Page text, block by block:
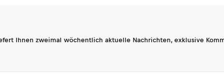
Ihnen zweimal wöchentlich aktuelle Nachrichten, exklusive